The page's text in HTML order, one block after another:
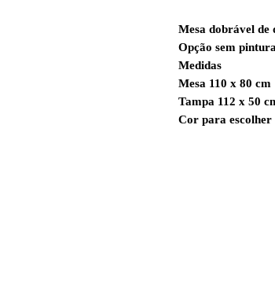
Mesa dobrável de
Opção sem
Medidas
Mesa 110 x 80 cm
Tampa 112 x 50
Cor para escolher